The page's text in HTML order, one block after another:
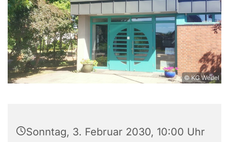
© KG Wedel
Sonntag, 3. Februar 2030, 10:00 Uhr